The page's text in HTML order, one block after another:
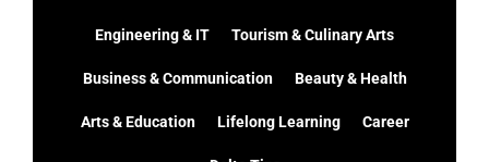
Engineering & IT Tourism & Culinary Arts
Business & Communication Beauty & Health
Arts & Education Lifelong Learning Career